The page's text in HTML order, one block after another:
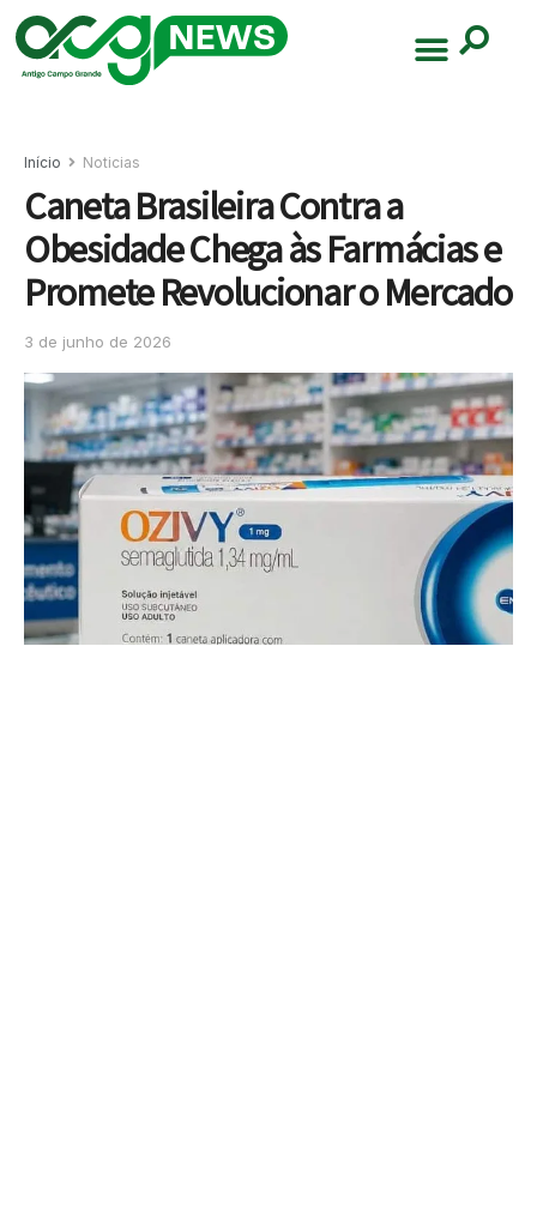
Início Noticias
Caneta Brasileira Contra a
Obesidade Chega às Farmácias e
Promete Revolucionar o Mercado
3 de junho de 2026